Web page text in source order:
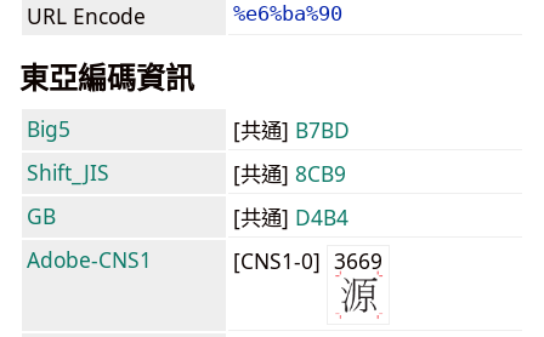
URL Encode %e6%ba%90
東亞編碼資訊
Big5 [共通] B7BD
Shift_JIS
[共通] 8CB9
GB
[共通] D4B4
Adobe-CNS1
[CNS1-0] 3669